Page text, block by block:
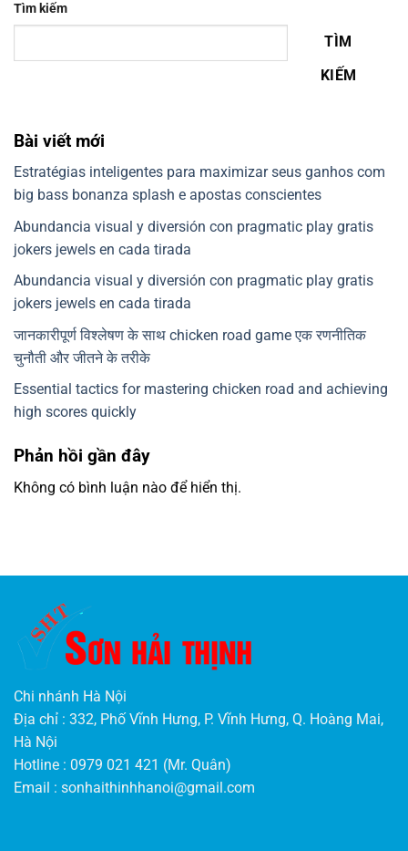
Tìm kiếm
TÌM
KIẾM
Bài viết mới
Estratégias inteligentes para maximizar seus ganhos com
big bass bonanza splash e apostas conscientes
Abundancia visual y diversión con pragmatic play gratis
jokers jewels en cada tirada
Abundancia visual y diversión con pragmatic play gratis
jokers jewels en cada tirada
जानकारीपूर्ण विश्लेषण के साथ chicken road game एक रणनीतिक
चुनौती और जीतने के तरीके
Essential tactics for mastering chicken road and achieving
high scores quickly
Phản hồi gần đây
Không có bình luận nào để hiển thị.
Chi nhánh Hà Nội
Địa chỉ : 332, Phố Vĩnh Hưng, P. Vĩnh Hưng, Q. Hoàng Mai,
Hà Nội
Hotline : 0979 021 421 (Mr. Quân)
Email : sonhaithinhhanoi@gmail.com